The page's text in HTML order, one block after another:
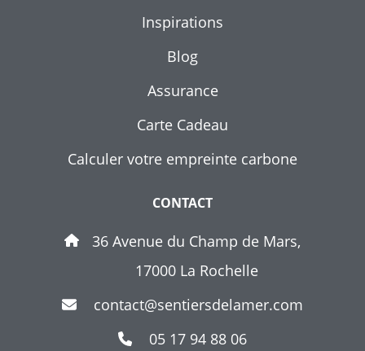
Inspirations
Blog
Assurance
Carte Cadeau
Calculer votre empreinte carbone
CONTACT
36 Avenue du Champ de Mars,
17000 La Rochelle
contact@sentiersdelamer.com
05 17 94 88 06